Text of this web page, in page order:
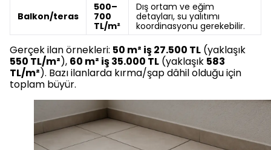
Balkon/teras
500–
700
TL/m²
Dış ortam ve eğim
detayları, su yalıtımı
koordinasyonu gerekebilir.
Gerçek ilan örnekleri: 50 m² iş 27.500 TL (yaklaşık
550 TL/m²), 60 m² iş 35.000 TL (yaklaşık 583
TL/m²). Bazı ilanlarda kırma/şap dâhil olduğu için
toplam büyür.